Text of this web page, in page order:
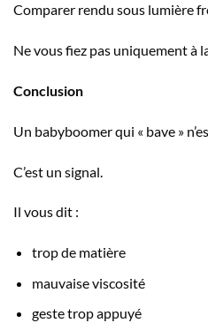
Comparer rendu sous lumière
Ne vous fiez pas uniquement à
Conclusion
Un babyboomer qui « bave »
C’est un signal.
Il vous dit :
trop de matière
mauvaise viscosité
geste trop appuyé